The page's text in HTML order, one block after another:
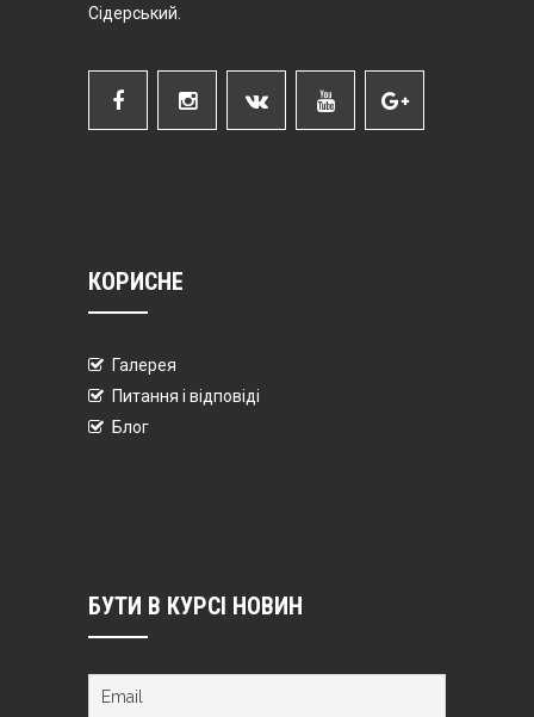
Сідерський.
КОРИСНЕ
Галерея
Питання і відповіді
Блог
БУТИ В КУРСІ НОВИН